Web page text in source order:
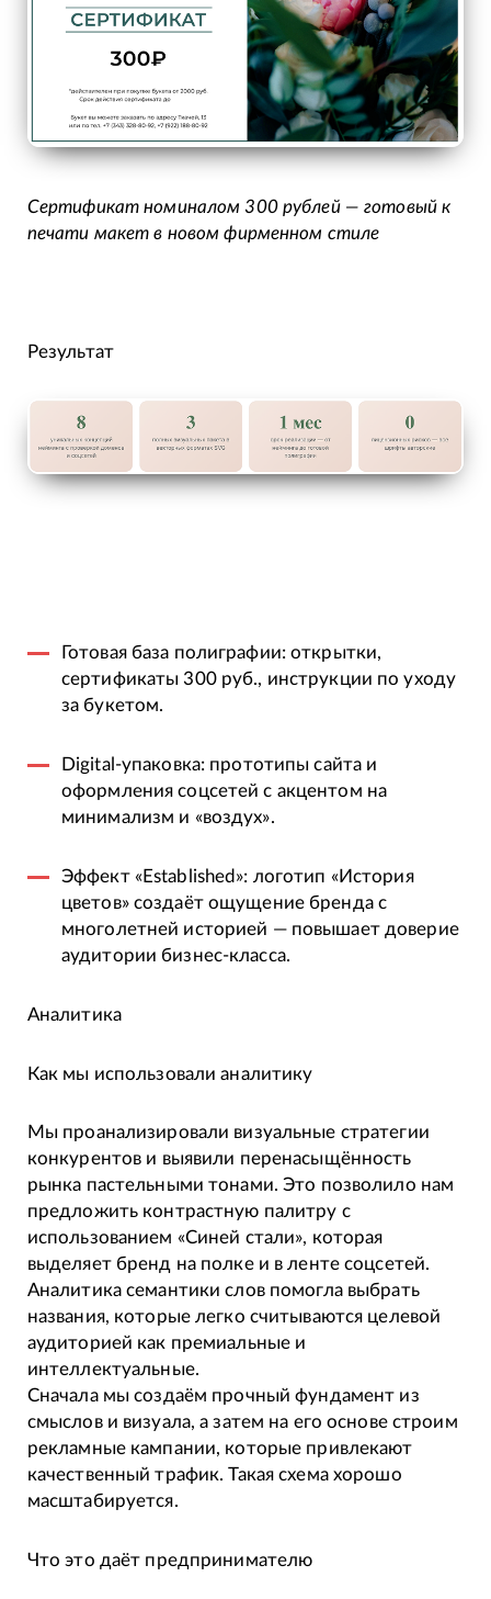
Сертификат номиналом 300 рублей — готовый к
печати макет в новом фирменном стиле
Результат
Готовая база полиграфии: открытки,
сертификаты 300 руб., инструкции по уходу
за букетом.
Digital-упаковка: прототипы сайта и
оформления соцсетей с акцентом на
минимализм и «воздух».
Эффект «Established»: логотип «История
цветов» создаёт ощущение бренда с
многолетней историей — повышает доверие
аудитории бизнес-класса.
Аналитика
Как мы использовали аналитику
Мы проанализировали визуальные стратегии
конкурентов и выявили перенасыщённость
рынка пастельными тонами. Это позволило нам
предложить контрастную палитру с
использованием «Синей стали», которая
выделяет бренд на полке и в ленте соцсетей.
Аналитика семантики слов помогла выбрать
названия, которые легко считываются целевой
аудиторией как премиальные и
интеллектуальные.
Сначала мы создаём прочный фундамент из
смыслов и визуала, а затем на его основе строим
рекламные кампании, которые привлекают
качественный трафик. Такая схема хорошо
масштабируется.
Что это даёт предпринимателю